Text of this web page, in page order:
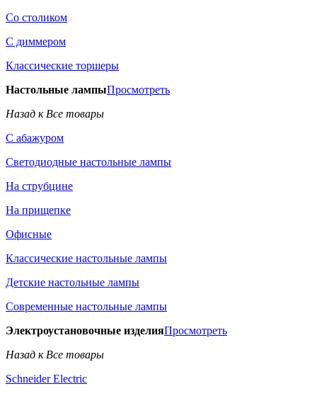
Со столиком
С диммером
Классические торшеры
Настольные лампыПросмотреть
Назад к Все товары
С абажуром
Светодиодные настольные лампы
На струбцине
На прищепке
Офисные
Классические настольные лампы
Детские настольные лампы
Современные настольные лампы
Электроустановочные изделияПросмотреть
Назад к Все товары
Schneider Electric